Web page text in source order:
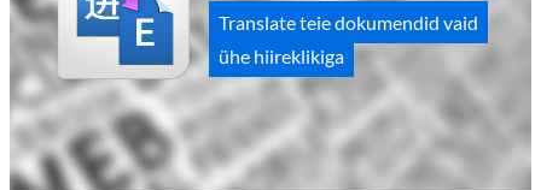
Translate teie dokumendid vaid
ühe hiireklikiga